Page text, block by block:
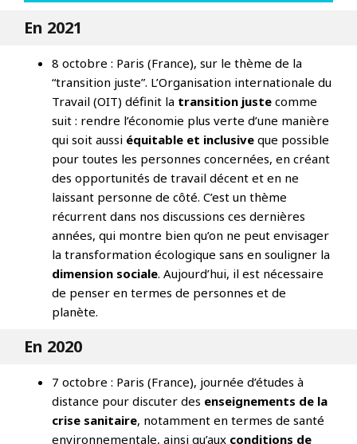
En 2021
8 octobre : Paris (France), sur le thème de la
“transition juste”. L’Organisation internationale du
Travail (OIT) définit la transition juste comme
suit : rendre l’économie plus verte d’une manière
qui soit aussi équitable et inclusive que possible
pour toutes les personnes concernées, en créant
des opportunités de travail décent et en ne
laissant personne de côté. C’est un thème
récurrent dans nos discussions ces dernières
années, qui montre bien qu’on ne peut envisager
la transformation écologique sans en souligner la
dimension sociale. Aujourd’hui, il est nécessaire
de penser en termes de personnes et de
planète.
En 2020
7 octobre : Paris (France), journée d’études à
distance pour discuter des enseignements de la
crise sanitaire, notamment en termes de santé
environnementale, ainsi qu’aux conditions de